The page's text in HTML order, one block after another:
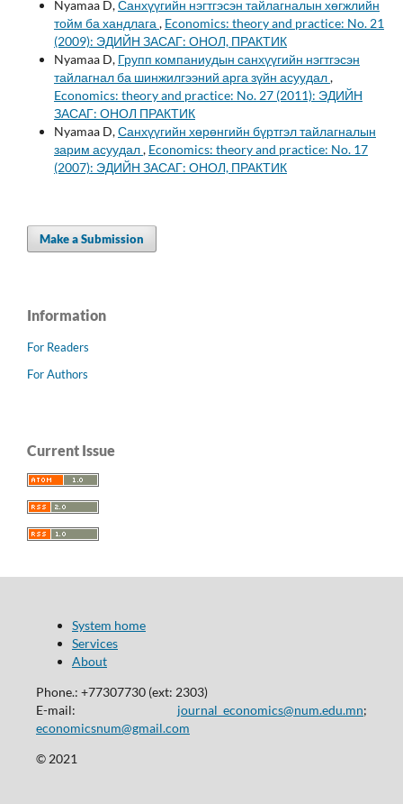
Nyamaa D,Санхүүгийн нэгтгэсэн тайлагналын хөгжлийн
тойм ба хандлага , Economics: theory and practice: No. 21
(2009): ЭДИЙН ЗАСАГ: ОНОЛ, ПРАКТИК
Nyamaa D, Групп компаниудын санхүүгийн нэгтгэсэн
тайлагнал ба шинжилгээний арга зүйн асуудал,
Economics: theory and practice: No. 27 (2011): ЭДИЙН
ЗАСАГ: ОНОЛ ПРАКТИК
Nyamaa D,Санхүүгийн хөрөнгийн бүртгэл тайлагналын
зарим асуудал, Economics: theory and practice: No. 17
(2007): ЭДИЙН ЗАСАГ: ОНОЛ, ПРАКТИК
Make a Submission
Information
For Readers
For Authors
Current Issue
System home
Services
About
Phone.: +77307730 (ext: 2303)
E-mail: journal_economics@num.edu.mn;
economicsnum@gmail.com
© 2021